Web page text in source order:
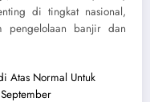
di tingkat nasional,
banjir dan
Atas Normal Untuk